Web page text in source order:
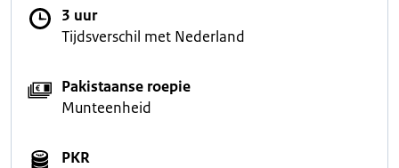
3 uur
Tijdsverschil met Nederland
Pakistaanse roepie
Munteenheid
PKR